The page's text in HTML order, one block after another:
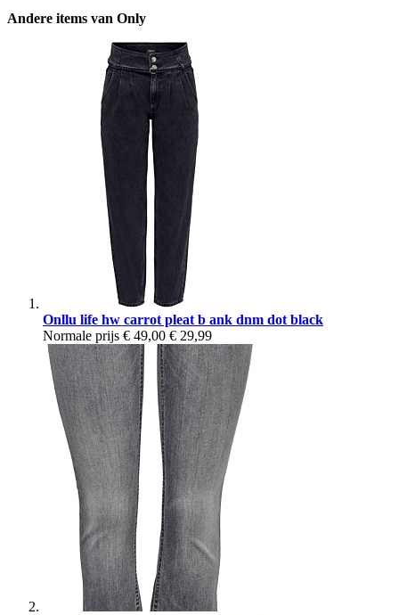
Andere items van Only
Onllu life hw carrot pleat b ank dnm dot black
Normale prijs € 49,00 € 29,99